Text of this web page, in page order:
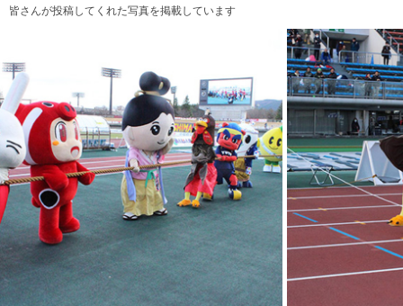
皆さんが投稿してくれた写真を掲載しています